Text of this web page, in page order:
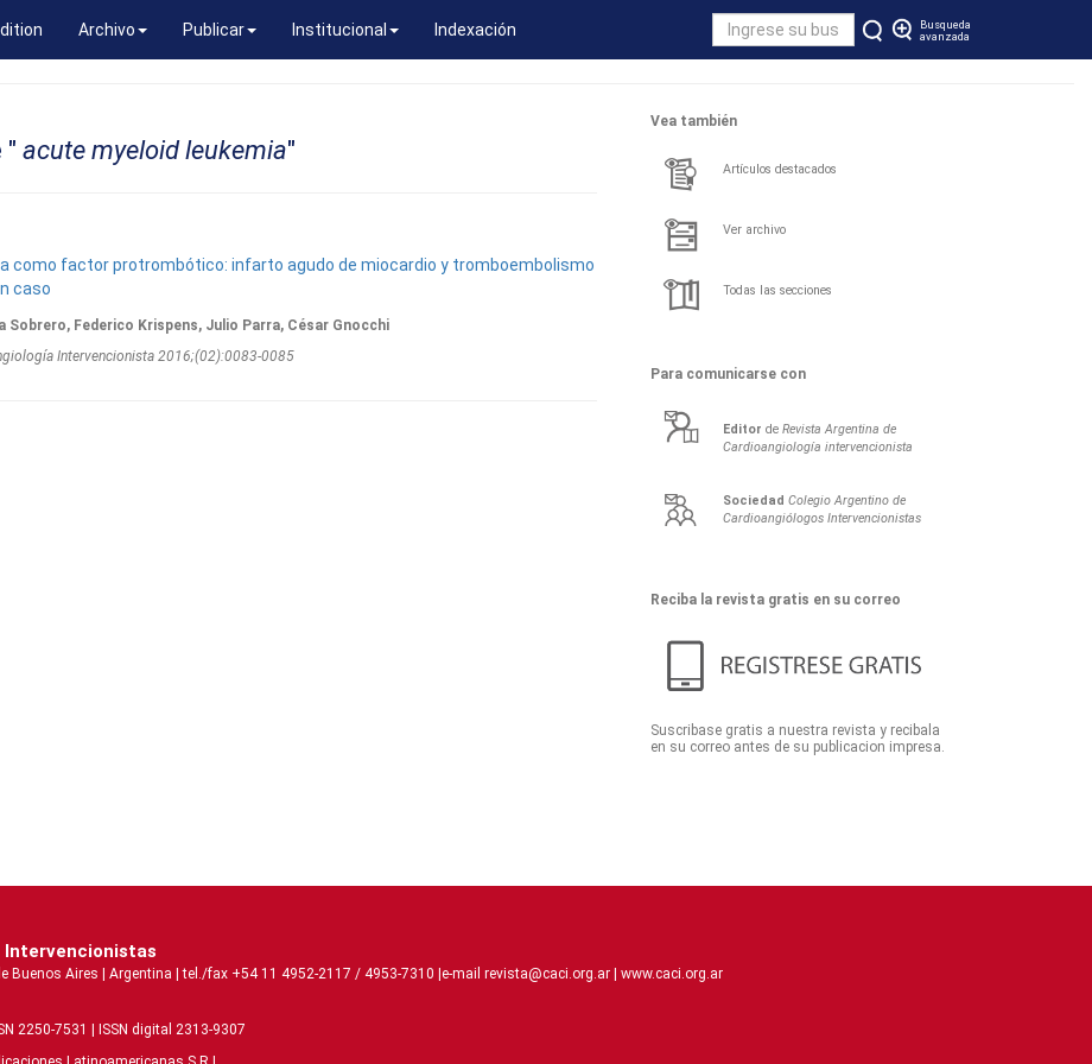
Archivo Publicar Institucional Indexación
Busqueda
avanzada
" acute myeloid leukemia"
como factor protrombótico: infarto agudo de miocardio y tromboembolismo
caso
Sobrero, Federico Krispens, Julio Parra, César Gnocchi
Intervencionista 2016;(02):0083-0085
Vea también
Artículos destacados
Ver archivo
Todas las secciones
Para comunicarse con
Editor de Revista Argentina de
Cardioangiología intervencionista
Sociedad Colegio Argentino de
Cardioangiólogos Intervencionistas
Reciba la revista gratis en su correo
Suscribase gratis a nuestra revista y recibala
en su correo antes de su publicacion impresa.
Intervencionistas
Buenos Aires | Argentina | tel./fax +54 11 4952-2117 / 4953-7310 |e-mail revista@caci.org.ar | www.caci.org.ar
2250-7531 | ISSN digital 2313-9307